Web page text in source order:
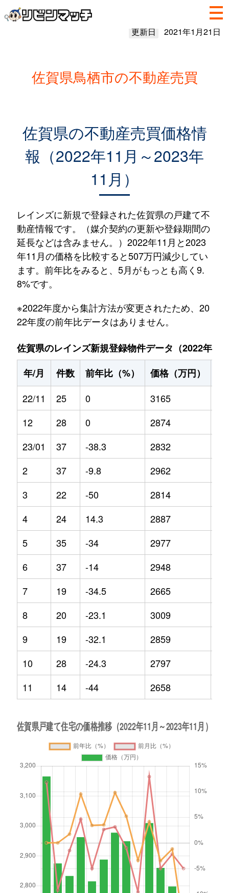
更新日 2021年1月21日
佐賀県鳥栖市の不動産売買
佐賀県の不動産売買価格情
報（2022年11月～2023年
11月）
レインズに新規で登録された佐賀県の戸建て不
動産情報です。（媒介契約の更新や登録期間の
延長などは含みません。）2022年11月と2023
年11月の価格を比較すると507万円減少してい
ます。前年比をみると、5月がもっとも高く9.
8%です。
※2022年度から集計方法が変更されたため、20
22年度の前年比データはありません。
佐賀県のレインズ新規登録物件データ（2022年11
年/月
件数 前年比（%） 価格（万円）
22/11
25 0 3165
12
28 0 2874
23/01
37 -38.3 2832
2
37 -9.8 2962
3
22 -50 2814
4
24 14.3 2887
5
35 -34 2977
6
37 -14 2948
7
19 -34.5 2665
8
20 -23.1 3009
9
19 -32.1 2859
10
28 -24.3 2797
11
14 -44 2658